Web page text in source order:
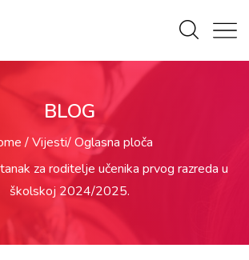
BLOG
Vijesti Oglasna ploča
za roditelje učenika prvog razreda u
školskoj 2024/2025.